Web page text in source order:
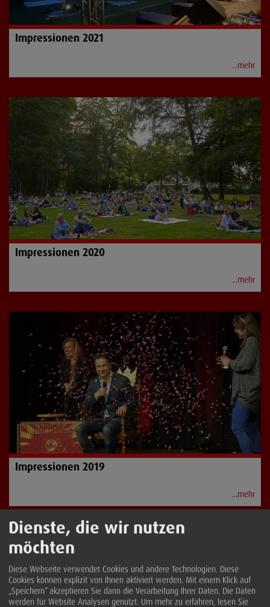
Impressionen 2021
...mehr
Impressionen 2020
...mehr
Impressionen 2019
...mehr
Dienste, die wir nutzen
möchten
Diese Webseite verwendet Cookies und andere Technologien. Diese
Cookies können explizit von Ihnen aktiviert werden. Mit einem Klick auf
„Speichern” akzeptieren Sie dann die Verarbeitung Ihrer Daten. Die Daten
werden für Website Analysen genutzt. Um mehr zu erfahren, lesen Sie